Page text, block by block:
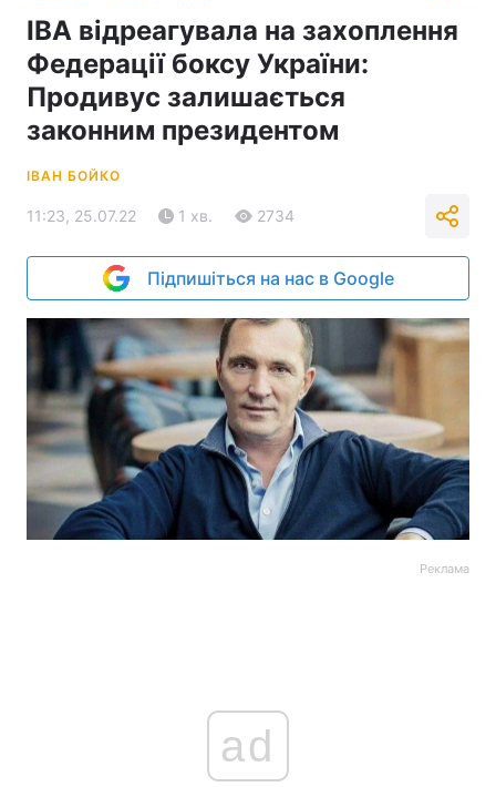
IBA відреагувала на захоплення
Федерації боксу України:
Продивус залишається
законним президентом
ІВАН БОЙКО
11:23, 25.07.22 1 хв. 2734
Підпишіться на нас в Google
Реклама
ad